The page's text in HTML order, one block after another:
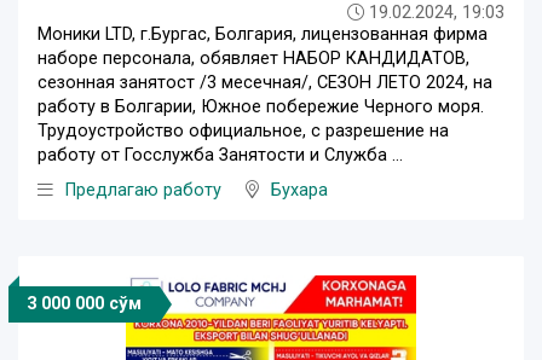
19.02.2024, 19:03
Moники LTD, г.Бургас, Болгария, лицензованная фирма
наборе персонала, обявляет НАБОР КАНДИДАТОВ,
сезонная занятост /3 месечная/, СЕЗОН ЛЕТО 2024, на
работу в Болгарии, Южное побережие Черного моря.
Трудоустройство официальное, с разрешение на
работу от Госслужба Занятости и Служба ...
Предлагаю работу
Бухара
3 000 000 сўм